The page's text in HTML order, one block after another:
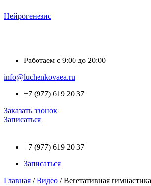
Нейрогенезис
Работаем с 9:00 до 20:00
info@luchenkovaea.ru
+7 (977) 619 20 37
Заказать звонок
Записаться
+7 (977) 619 20 37
Записаться
Главная /Видео / Вегетативная гимнастика